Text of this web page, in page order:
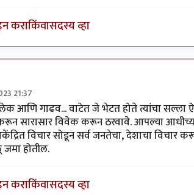
कराकिंवासदस्य व्हा
21:37
लेक आणि गाढव... वाटेत जे भेटत होते त्यांचा
सारासार विवेक करून ठरवावे. आपल्या
विचार सोडून सर्व जनतेचा, देशाचा विचार
होतील.
कराकिंवासदस्य व्हा